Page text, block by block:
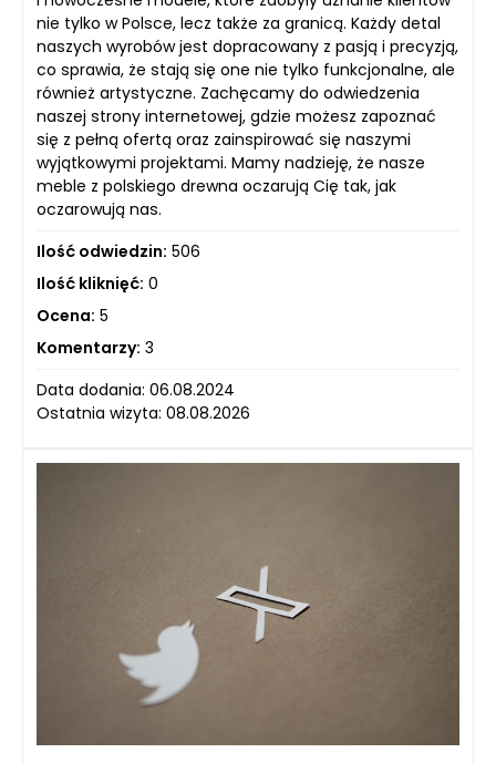
nie tylko w Polsce, lecz także za granicą. Każdy detal
naszych wyrobów jest dopracowany z pasją i precyzją,
co sprawia, że stają się one nie tylko funkcjonalne, ale
również artystyczne. Zachęcamy do odwiedzenia
naszej strony internetowej, gdzie możesz zapoznać
się z pełną ofertą oraz zainspirować się naszymi
wyjątkowymi projektami. Mamy nadzieję, że nasze
meble z polskiego drewna oczarują Cię tak, jak
oczarowują nas.
Ilość odwiedzin: 506
Ilość kliknięć: 0
Ocena: 5
Komentarzy: 3
Data dodania: 06.08.2024
Ostatnia wizyta: 08.08.2026